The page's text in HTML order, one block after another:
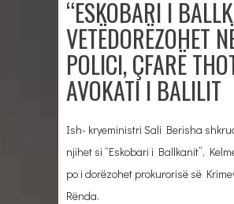
“ESKOBARI I
VETËDORËZOHET
POLICI, ÇFARË
AVOKATI I BALILIT
Ish- kryeministri Sali Berisha
njihet si “Eskobari i Ballkanit”,
po i dorëzohet prokurorisë së
Rënda.